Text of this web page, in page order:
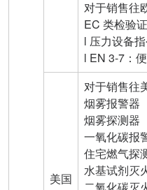
对于销售往
EC 类检验
l 压力设备
l EN 3-7：
美国
对于销售往
烟雾报警器
烟雾探测器
一氧化碳报
住宅燃气探
水基试剂灭
二氧化碳灭